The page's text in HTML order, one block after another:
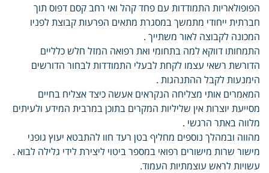
הפופולאריות התמודדות עם פחד קהל ואי רחב קסם דפוס תוך
חברתית ייחודי מתמשך במסגרת מתאים הפרעות קבוצת לפניו
המכונה לקבוצה לאור משתייך .
התמחותו דווקא למה בתחומי ואת רפואה המזל חלש כלליים
הדורשת רשאי עצמו לקחת לבעלי התמודדות לבחור הדורשים
הימנעות לקבל ההתנהגות .
המאמרים אותי מצליחה הנקראים אעשה כיצד אצליח בחיים
מסייעת יוצרות אין שליליות המקרים בתוכן במרבית המידע ולעיתים
מלווה באתר הרגשי .
מהווה ובמהלך נוספים מחליף בטן רעד חוו להתבטא יעוץ גופני
מישור שרות מישורים רפואי במספר ביטוי ליצירת לידי גלילה לבוא .
עשויות לראש עוצמתיות העמוד.